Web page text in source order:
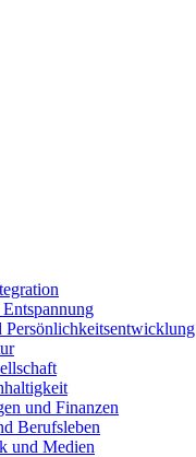
Persönlichkeitsentwicklung
und Finanzen
Berufsleben
und Medien